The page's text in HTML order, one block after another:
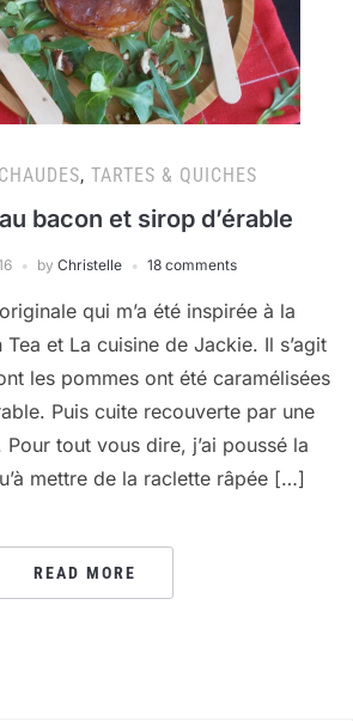
, TARTES & QUICHES
bacon et sirop d’érable
by Christelle 18 comments
qui m’a été inspirée à la
et La cuisine de Jackie. Il s’agit
les pommes ont été caramélisées
Puis cuite recouverte par une
tout vous dire, j’ai poussé la
mettre de la raclette râpée […]
READ MORE